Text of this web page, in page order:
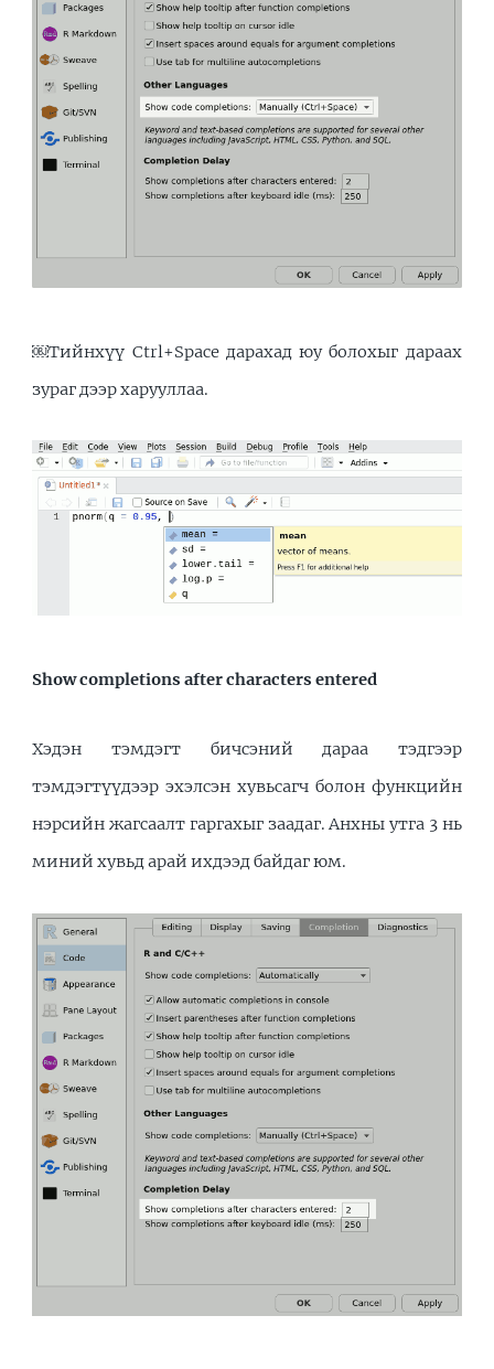
￼Тийнхүү Ctrl+Space дарахад юу болохыг дараах
зураг дээр харууллаа.
Show completions after characters entered
Хэдэн тэмдэгт бичсэний дараа тэдгээр
тэмдэгтүүдээр эхэлсэн хувьсагч болон функцийн
нэрсийн жагсаалт гаргахыг заадаг. Анхны утга 3 нь
миний хувьд арай ихдээд байдаг юм.